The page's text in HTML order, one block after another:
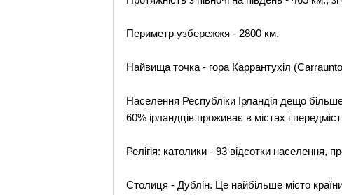
Периметр узбережжя - 2800 км.
Найвища точка - гора Каррантухіл
Населення Республіки Ірландія дещо
60% ірландців проживає в містах і
Релігія: католики - 93 відсотки населення,
Столиця - Дублін. Це найбільше місто